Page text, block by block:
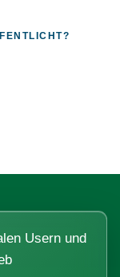
Usern und